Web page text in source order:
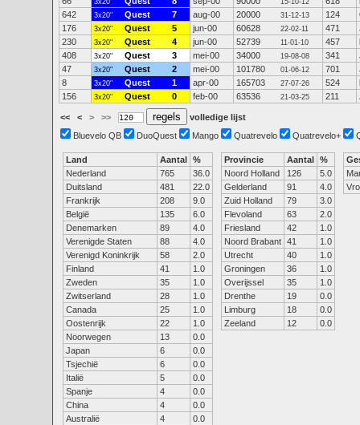
3x20" 15-10-12
642
3x20" Quest 7 aug-00 20000 31-12-13 124
176
3x20" Quest 5 jun-00 60628 22-02-11 471
230
3x20" Quest 4 jun-00 52739 11-01-10 457
408
3x20" Quest 3 mei-00 34000 19-08-08 341
47
3x20" Quest 2 mei-00 101780 01-06-12 701
8
3x20" Quest 1 apr-00 165703 27-07-26 524
156
3x20" Quest 0 feb-00 63536 21-03-25 211
<< < > >>
volledige lijst
Bluevelo QB
DuoQuest Mango Quatrevelo Quatrevelo+
Land Aantal %
Nederland
765
36.0
Duitsland
481
22.0
Frankrijk
208
9.0
België
135
6.0
Denemarken
89
4.0
Verenigde Staten
88
4.0
Verenigd Koninkrijk
58
2.0
Finland
41
1.0
Zweden
35
1.0
Zwitserland
28
1.0
Canada
25
1.0
Oostenrijk
22
1.0
Noorwegen
13
0.0
Japan
6
0.0
Tsjechië
6
0.0
Italië
5
0.0
Spanje
4
0.0
China
4
0.0
Australië
4
0.0
Provincie Aantal %
Noord Holland
126
5.0
Gelderland
91
4.0
Zuid Holland
79
3.0
Flevoland
63
2.0
Friesland
42
1.0
Noord Brabant 41
1.0
Utrecht
40
1.0
Groningen
36
1.0
Overijssel
35
1.0
Drenthe
19
0.0
Limburg
18
0.0
Zeeland
12 0.0